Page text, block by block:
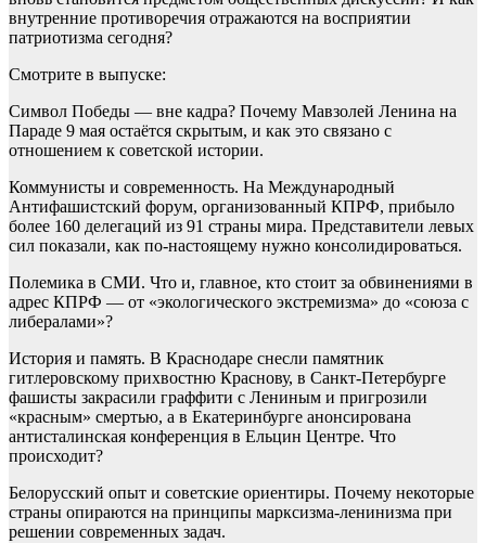
внутренние противоречия отражаются на восприятии
патриотизма сегодня?
Смотрите в выпуске:
Символ Победы — вне кадра? Почему Мавзолей Ленина на
Параде 9 мая остаётся скрытым, и как это связано с
отношением к советской истории.
Коммунисты и современность. На Международный
Антифашистский форум, организованный КПРФ, прибыло
более 160 делегаций из 91 страны мира. Представители левых
сил показали, как по-настоящему нужно консолидироваться.
Полемика в СМИ. Что и, главное, кто стоит за обвинениями в
адрес КПРФ — от «экологического экстремизма» до «союза с
либералами»?
История и память. В Краснодаре снесли памятник
гитлеровскому прихвостню Краснову, в Санкт-Петербурге
фашисты закрасили граффити с Лениным и пригрозили
«красным» смертью, а в Екатеринбурге анонсирована
антисталинская конференция в Ельцин Центре. Что
происходит?
Белорусский опыт и советские ориентиры. Почему некоторые
страны опираются на принципы марксизма-ленинизма при
решении современных задач.